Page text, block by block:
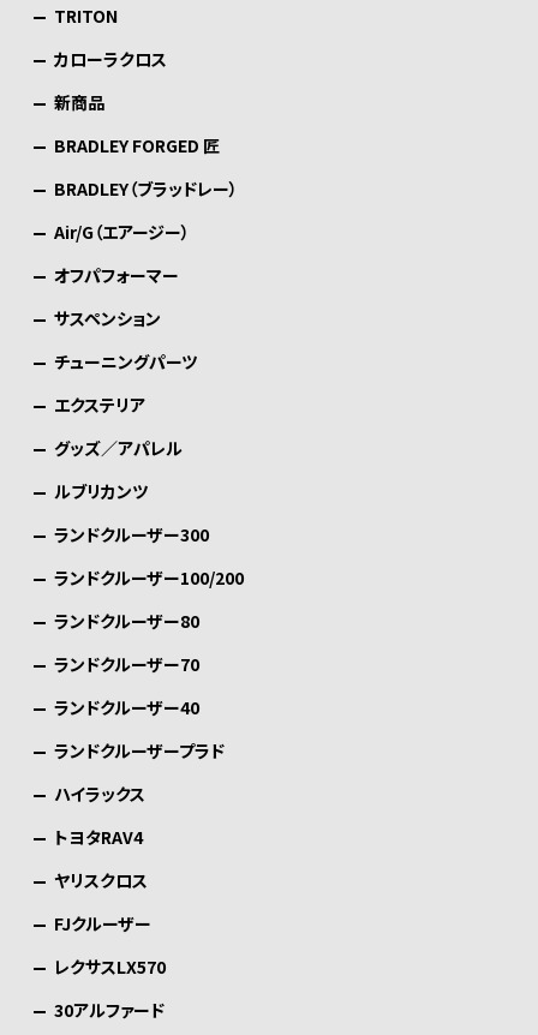
TRITON
カローラクロス
新商品
BRADLEY FORGED 匠
BRADLEY（ブラッドレー）
Air/G（エアージー）
オフパフォーマー
サスペンション
チューニングパーツ
エクステリア
グッズ／アパレル
ルブリカンツ
ランドクルーザー300
ランドクルーザー100/200
ランドクルーザー80
ランドクルーザー70
ランドクルーザー40
ランドクルーザープラド
ハイラックス
トヨタRAV4
ヤリスクロス
FJクルーザー
レクサスLX570
30アルファード